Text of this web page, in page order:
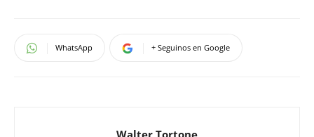
WhatsApp + Seguinos en Google